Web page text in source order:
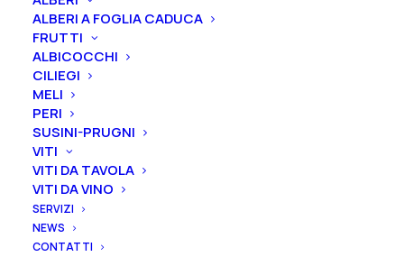
ALBERI A FOGLIA CADUCA
FRUTTI
ALBICOCCHI
CILIEGI
MELI
PERI
SUSINI-PRUGNI
VITI
VITI DA TAVOLA
VITI DA VINO
SERVIZI
NEWS
CONTATTI
3-5 gemme equivale ad un vaso 22/24/26 cm
Gemme
Peonia
lactiflora
"Anne
Oveson"
quantità
Ordina subito questo prodotto!
Puoi acquistare ora questo prodotto contattandoci e
indicando la dimensione del vaso desiderata e la